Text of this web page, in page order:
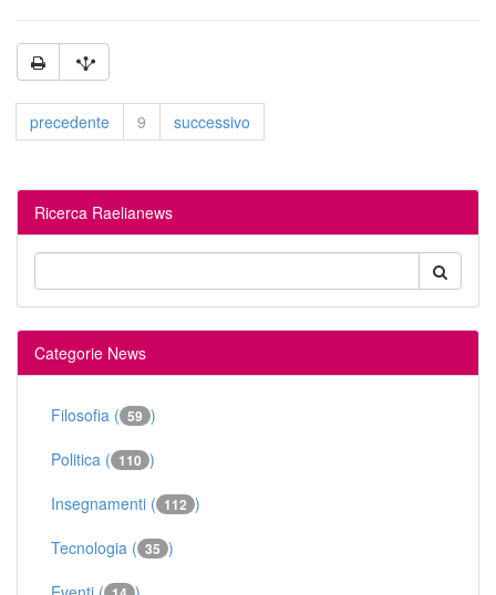
precedente 9 successivo
Ricerca Raelianews
Categorie News
Filosofia ( 59 )
Politica ( 110 )
Insegnamenti ( 112 )
Tecnologia ( 35 )